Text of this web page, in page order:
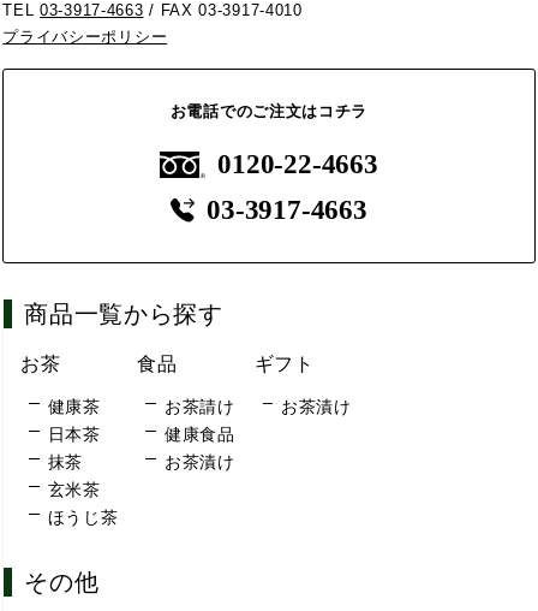
TEL03-3917-4663 / FAX 03-3917-4010
プライバシーポリシー
お電話でのご注文はコチラ
0120-22-4663
03-3917-4663
商品一覧から探す
お茶
健康茶
日本茶
抹茶
玄米茶
ほうじ茶
食品
お茶請け
健康食品
お茶漬け
ギフト
お茶漬け
その他